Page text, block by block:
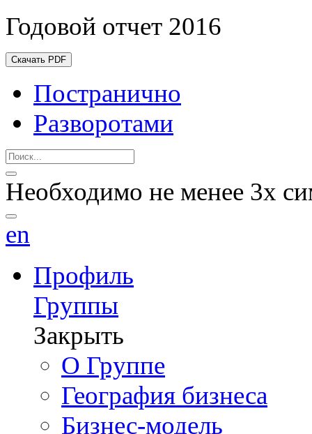
Годовой отчет 2016
Скачать PDF
Постранично
Разворотами
Необходимо не менее 3х
en
Профиль
Группы
Закрыть
О Группе
География бизнеса
Бизнес-модель